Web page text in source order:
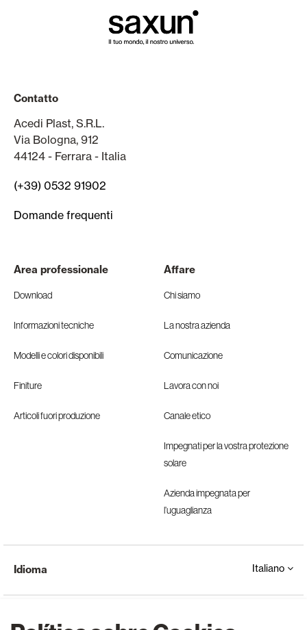
Contatto
Acedi Plast, S.R.L.
Via Bologna, 912
44124 - Ferrara - Italia
(+39) 0532 91902
Domande frequenti
Area professionale
Download
Informazioni tecniche
Modelli e colori disponibili
Finiture
Articoli fuori produzione
Affare
Chi siamo
La nostra azienda
Comunicazione
Lavora con noi
Canale etico
Impegnati per la vostra protezione
solare
Azienda impegnata per
l’uguaglianza
Idioma Italiano